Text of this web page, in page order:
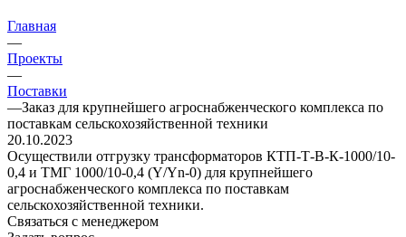
Главная
—
Проекты
—
Поставки
—Заказ для крупнейшего агроснабженческого комплекса по
поставкам сельскохозяйственной техники
20.10.2023
Осуществили отгрузку трансформаторов КТП-Т-В-К-1000/10-
0,4 и ТМГ 1000/10-0,4 (Y/Yn-0) для крупнейшего
агроснабженческого комплекса по поставкам
сельскохозяйственной техники.
Связаться с менеджером